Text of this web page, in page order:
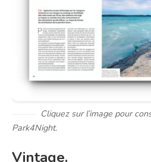
Cliquez sur l’image pour
Park4Night.
Vintage.